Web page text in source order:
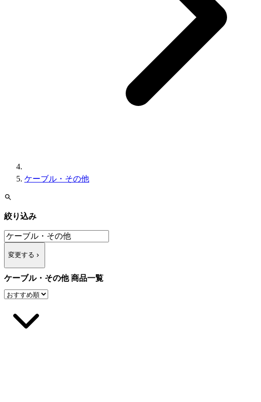
ケーブル・その他
絞り込み
変更する
ケーブル・その他 商品一覧